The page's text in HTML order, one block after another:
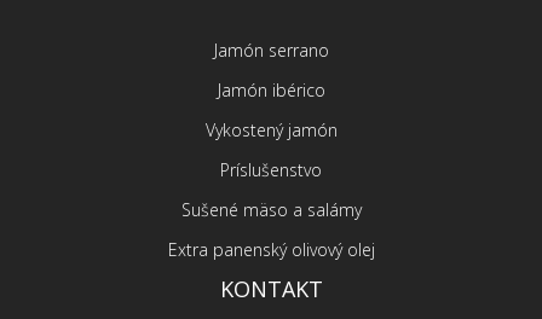
Jamón serrano
Jamón ibérico
Vykostený jamón
Príslušenstvo
Sušené mäso a salámy
Extra panenský olivový olej
KONTAKT